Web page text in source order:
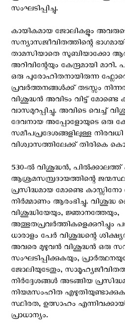
സംഘടിപ്പിച്ചു.
കായികമായ ജോലികളും
സന്യാസജീവിതത്തിന്റെ
താമസിയാതെ സുബിയാക്കോ
അറിവിന്റേയും കേന്ദ്രമായി
ഒരു പുരോഹിതനായിരുന്ന
പ്രവര്‍ത്തനങ്ങള്‍ക്ക് തടസ്സം
വിശുദ്ധന്‍ അവിടം വിട്ട് മോണ്ടെ
വാസമുറപ്പിച്ചു. അവിടെ വെച്ച്
ദേവനായ അപ്പോളോയുടെ ഒരു
സമീപപ്രദേശങ്ങളിലുള്ള നിരവധി
വിശ്വാസത്തിലേക്ക് തിരികെ
530-ല്‍ വിശുദ്ധന്‍, പില്‍ക്കാലത്ത്‌
ആശ്രമസമ്പ്രദായത്തിന്റെ
പ്രസിദ്ധമായ മോണ്ടെ
നിര്‍മ്മാണം ആരംഭിച്ചു. വിശുദ്ധ
വിശുദ്ധിയേയും, ജ്ഞാനത്തേയും,
അത്ഭുതപ്രവര്‍ത്തികളെക്കുറിച്ചും
ധാരാളം പേര്‍ വിശുദ്ധന്റെ
അവരെ മുഴുവന്‍ വിശുദ്ധന്‍ ഒരു
സംഘടിപ്പിക്കുകയും,
ജോലിയുടേതും,
നിര്‍ദ്ദേശങ്ങള്‍ അടങ്ങിയ
നിയമസംഹിത
സ്ഥിരത, ഉത്സാഹം
പ്രാധാന്യം.